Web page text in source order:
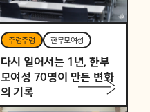
주렁주렁 한부모여성
다시 일어서는 1년, 한부
모여성 70명이 만든 변화
의 기록